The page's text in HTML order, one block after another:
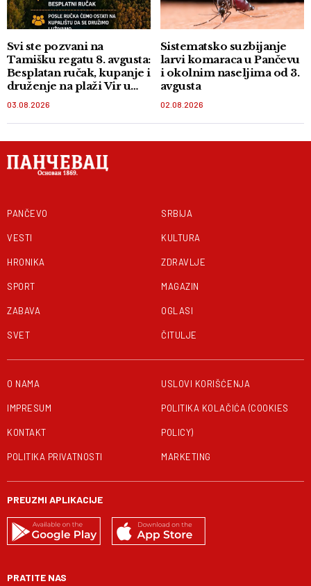
Svi ste pozvani na
Tamišku regatu 8. avgusta:
Besplatan ručak, kupanje i
druženje na plaži Vir u
03.08.2026
Sistematsko suzbijanje
larvi komaraca u Pančevu
i okolnim naseljima od 3.
avgusta
02.08.2026
PANČEVO
VESTI
HRONIKA
SPORT
ZABAVA
SVET
SRBIJA
KULTURA
ZDRAVLJE
MAGAZIN
OGLASI
ČITULJE
O NAMA
IMPRESUM
KONTAKT
POLITIKA PRIVATNOSTI
USLOVI KORIŠĆENJA
POLITIKA KOLAČIĆA (COOKIES
POLICY)
MARKETING
PREUZMI APLIKACIJE
PRATITE NAS